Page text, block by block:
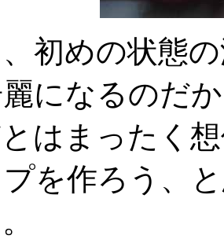
初めの状態
になるのだ
はまったく
を作ろう、